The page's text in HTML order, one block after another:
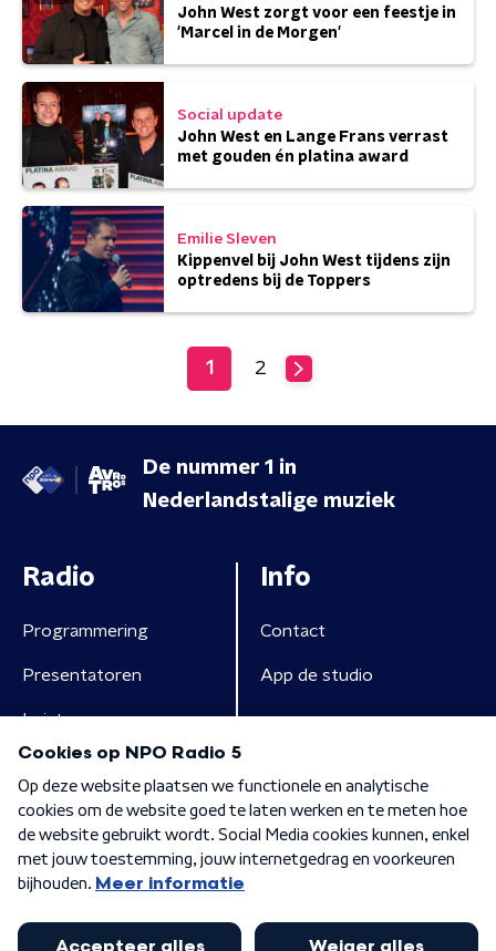
John West zorgt voor een feestje in
'Marcel in de Morgen'
Social update
John West en Lange Frans verrast
met gouden én platina award
Emilie Sleven
Kippenvel bij John West tijdens zijn
optredens bij de Toppers
1 2
De nummer 1 in
Nederlandstalige muziek
Radio
Programmering
Presentatoren
Luisteren
Info
Contact
App de studio
Algemene voorwaarden